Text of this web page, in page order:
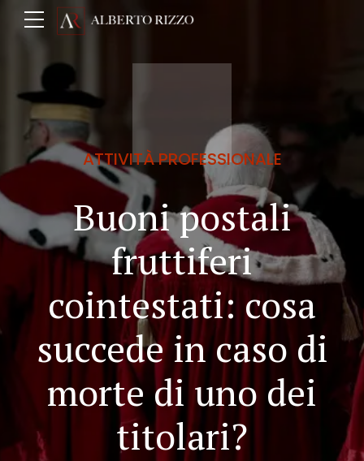
ATTIVITÀ PROFESSIONALE
Buoni postali
fruttiferi
cointestati: cosa
succede in caso di
morte di uno dei
titolari?